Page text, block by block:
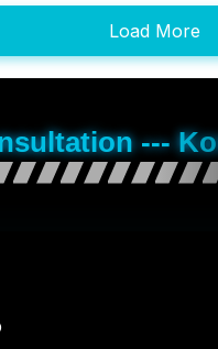
Load More
---